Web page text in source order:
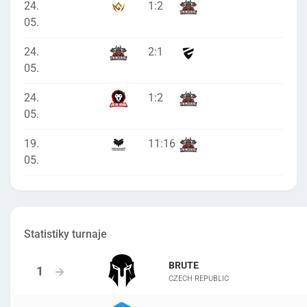
24.
05.
1 :2
24.
05.
2:1
24.
05.
1 :2
19.
05.
11 :16
Statistiky turnaje
BRUTE
CZECH REPUBLIC